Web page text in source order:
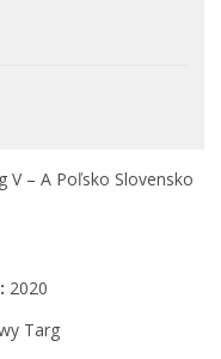
prostredia
2021 – 2027
2022
V – A Poľsko Slovensko
2020
Targ